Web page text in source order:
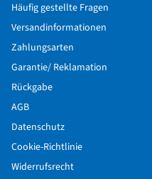
Häufig gestellte Fragen
Versandinformationen
Zahlungsarten
Garantie/ Reklamation
Rückgabe
AGB
Datenschutz
Cookie-Richtlinie
Widerrufsrecht